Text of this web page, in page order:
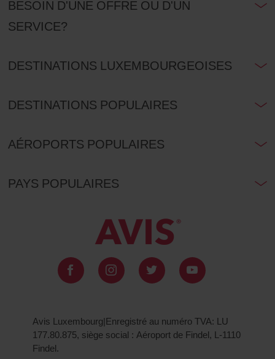
BESOIN D'UNE OFFRE OU D'UN
SERVICE?
DESTINATIONS LUXEMBOURGEOISES
DESTINATIONS POPULAIRES
AÉROPORTS POPULAIRES
PAYS POPULAIRES
Avis Luxembourg|Enregistré au numéro TVA: LU
177.80.875, siège social : Aéroport de Findel, L-1110
Findel.